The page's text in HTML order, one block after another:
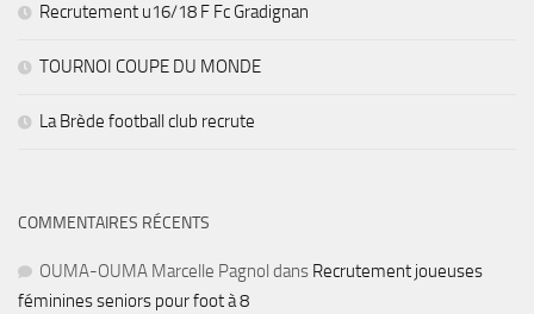
Recrutement u16/18 F Fc Gradignan
TOURNOI COUPE DU MONDE
La Brède football club recrute
COMMENTAIRES RÉCENTS
OUMA-OUMA Marcelle Pagnol dans Recrutement joueuses
féminines seniors pour foot à 8